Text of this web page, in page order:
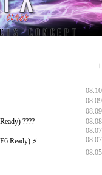
+
08.10
08.09
08.09
08.08
????️
08.07
08.07
Ready) ⚡
08.05